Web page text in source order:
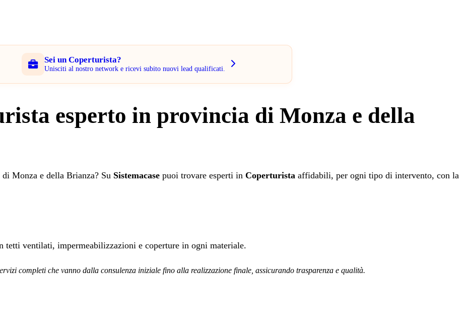
Sei un Coperturista?
Unisciti al nostro network e ricevi subito nuovi lead qualificati.
esperto in provincia di Monza e della
Monza e della Brianza? Su Sistemacase puoi trovare esperti in Coperturista affidabili, per ogni tipo di intervento, con la
tetti ventilati, impermeabilizzazioni e coperture in ogni materiale.
completi che vanno dalla consulenza iniziale fino alla realizzazione finale, assicurando trasparenza e qualità.